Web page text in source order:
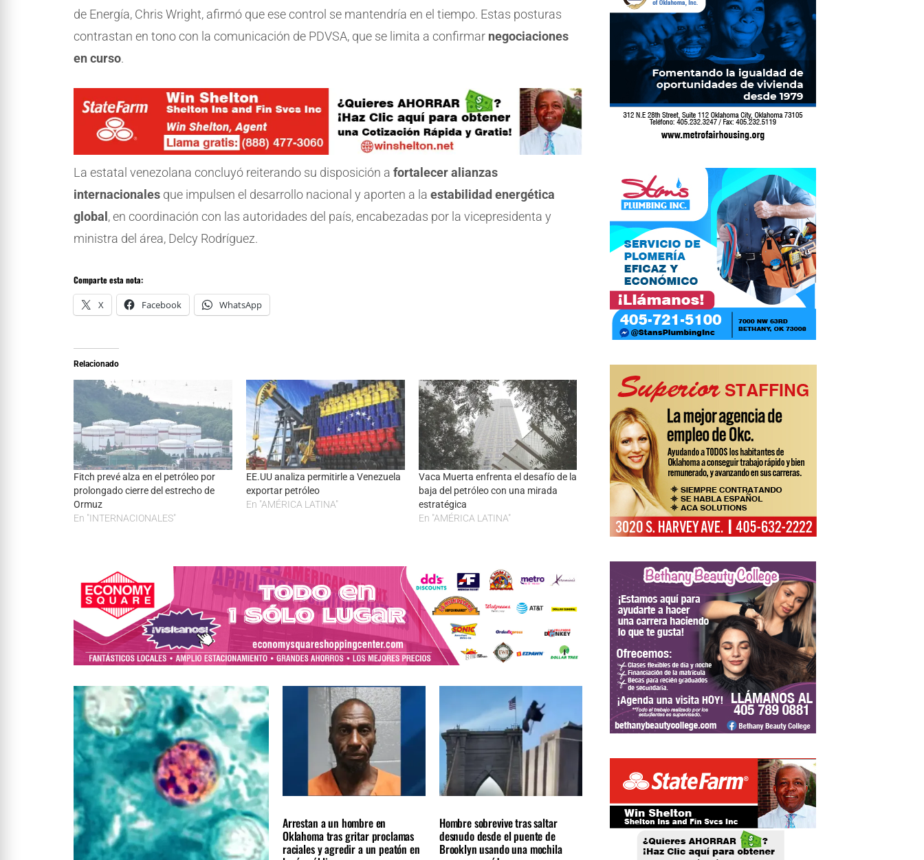
de Energía, Chris Wright, afirmó que ese control se mantendría en el tiempo. Estas posturas
contrastan en tono con la comunicación de PDVSA, que se limita a confirmar negociaciones
en curso.
La estatal venezolana concluyó reiterando su disposición a fortalecer alianzas
internacionales que impulsen el desarrollo nacional y aporten a la estabilidad energética
global, en coordinación con las autoridades del país, encabezadas por la vicepresidenta y
ministra del área, Delcy Rodríguez.
Comparte esta nota:
X Facebook WhatsApp
Relacionado
Fitch prevé alza en el petróleo por
prolongado cierre del estrecho de
Ormuz
En "INTERNACIONALES"
EE.UU analiza permitirle a Venezuela
exportar petróleo
En "AMÉRICA LATINA"
Vaca Muerta enfrenta el desafío de la
baja del petróleo con una mirada
estratégica
En "AMÉRICA LATINA"
Arrestan a un hombre en
Oklahoma tras gritar proclamas
raciales y agredir a un peatón en
Hombre sobrevive tras saltar
desnudo desde el puente de
Brooklyn usando una mochila